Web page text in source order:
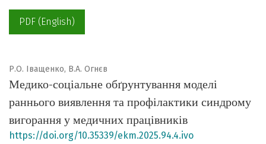
PDF (English)
Р.О. Іващенко, В.А. Огнєв
Медико-соціальне обґрунтування моделі
раннього виявлення та профілактики синдрому
вигорання у медичних працівників
https://doi.org/10.35339/ekm.2025.94.4.ivo